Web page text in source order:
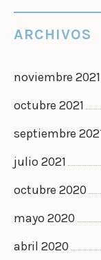
ARCHIVOS
noviembre 2021
octubre 2021
septiembre
julio 2021
octubre 2020
mayo 2020
abril 2020